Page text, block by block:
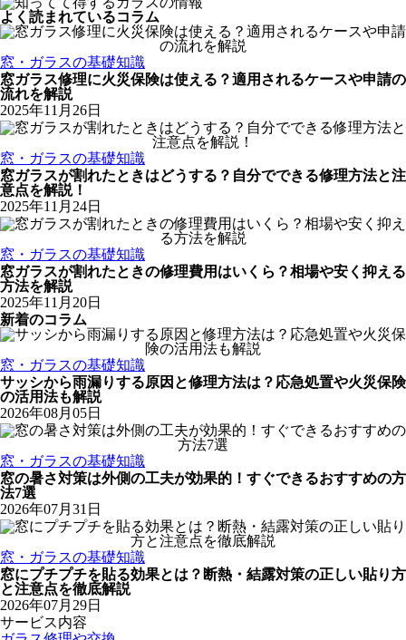
よく読まれているコラム
窓・ガラスの基礎知識
窓ガラス修理に火災保険は使える？適用されるケースや申請の
流れを解説
2025年11月26日
窓・ガラスの基礎知識
窓ガラスが割れたときはどうする？自分でできる修理方法と注
意点を解説！
2025年11月24日
窓・ガラスの基礎知識
窓ガラスが割れたときの修理費用はいくら？相場や安く抑える
方法を解説
2025年11月20日
新着のコラム
窓・ガラスの基礎知識
サッシから雨漏りする原因と修理方法は？応急処置や火災保険
の活用法も解説
2026年08月05日
窓・ガラスの基礎知識
窓の暑さ対策は外側の工夫が効果的！すぐできるおすすめの方
法7選
2026年07月31日
窓・ガラスの基礎知識
窓にプチプチを貼る効果とは？断熱・結露対策の正しい貼り方
と注意点を徹底解説
2026年07月29日
サービス内容